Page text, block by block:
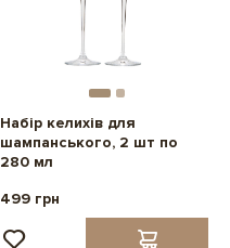
Набір келихів для
шампанського, 2 шт по
280 мл
499 грн